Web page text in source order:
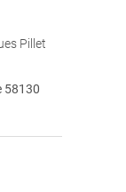
Pillet
58130